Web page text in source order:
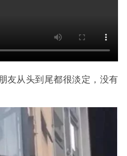
从头到尾都很淡定，没有